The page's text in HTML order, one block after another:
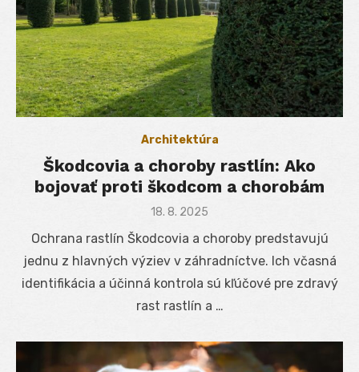
Architektúra
Škodcovia a choroby rastlín: Ako
bojovať proti škodcom a chorobám
Posted
18. 8. 2025
Ochrana rastlín Škodcovia a choroby predstavujú
jednu z hlavných výziev v záhradníctve. Ich včasná
identifikácia a účinná kontrola sú kľúčové pre zdravý
rast rastlín a …